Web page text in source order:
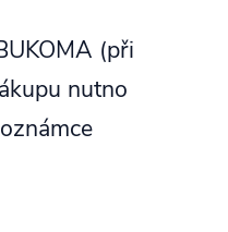
(při
nutno